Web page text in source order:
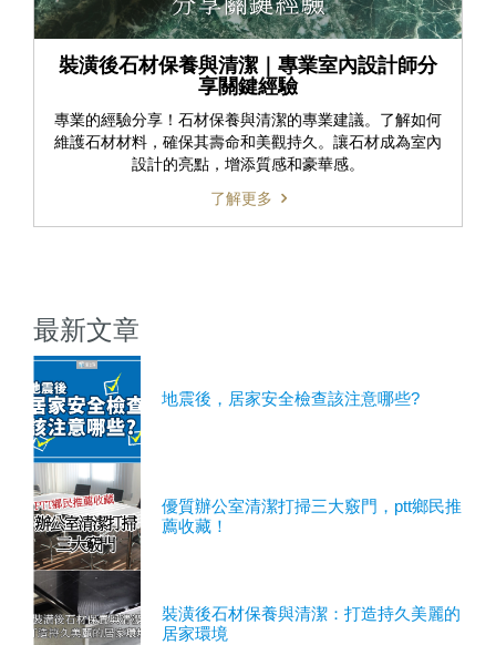
裝潢後石材保養與清潔｜專業室內設計師分
享關鍵經驗
專業的經驗分享！石材保養與清潔的專業建議。了解如何
維護石材材料，確保其壽命和美觀持久。讓石材成為室內
設計的亮點，增添質感和豪華感。
了解更多
最新文章
地震後，居家安全檢查該注意哪些?
優質辦公室清潔打掃三大竅門，ptt鄉民推
薦收藏！
裝潢後石材保養與清潔：打造持久美麗的
居家環境